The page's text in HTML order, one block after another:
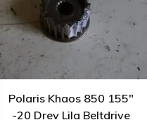
Polaris Khaos 850 155″
-20 Drev Lila Beltdrive